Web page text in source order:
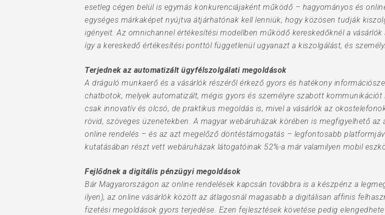
esetleg cégen belül is egymás konkurenciájaként működő – hagyományos és
egységes márkaképet nyújtva átjárhatónak kell lenniük, hogy közösen tudják
igényeit. Az omnichannel értékesítési modellben működő kereskedőknél a
így a kereskedő értékesítési ponttól függetlenül ugyanazt a kiszolgálást, és
Terjednek az automatizált ügyfélszolgálati megoldások
A dráguló munkaerő és a vásárlók részéről érkező gyors és hatékony
chatbotok, melyek automatizált, mégis gyors és személyre szabott
csak innovatív és olcsó, de praktikus megoldás is, mivel a vásárlók az
rövid, szöveges üzenetekben. A magyar webáruházak körében is megfigyelhető
online rendelés – és az azt megelőző döntéstámogatás – legfontosabb
kutatásában részt vett webáruházak látogatóinak 52%-a már valamilyen mobil
Fejlődnek a digitális pénzügyi megoldások
Bár Magyarországon az online rendelések kapcsán továbbra is a készpénz a
ilyen), az online vásárlók között az átlagosnál magasabb a digitálisan affinis
fizetési megoldások gyors terjedése. Ezen fejlesztések követése pedig